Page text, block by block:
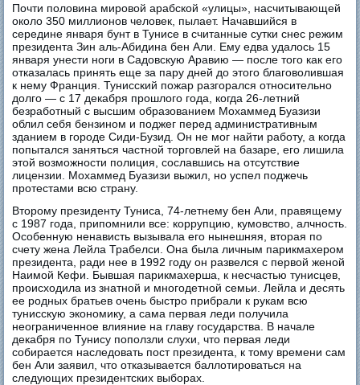
Почти половина мировой арабской «улицы», насчитывающей
около 350 миллионов человек, пылает. Начавшийся в
середине января бунт в Тунисе в считанные сутки снес режим
президента Зин аль-Абидина бен Али. Ему едва удалось 15
января унести ноги в Садовскую Аравию — после того как его
отказалась принять еще за пару дней до этого благоволившая
к нему Франция. Тунисский пожар разгорался относительно
долго — с 17 декабря прошлого года, когда 26-летний
безработный с высшим образованием Мохаммед Буазизи
облил себя бензином и поджег перед административным
зданием в городе Сиди-Бузид. Он не мог найти работу, а когда
попытался заняться частной торговлей на базаре, его лишила
этой возможности полиция, сославшись на отсутствие
лицензии. Мохаммед Буазизи выжил, но успел поджечь
протестами всю страну.
Второму президенту Туниса, 74-летнему бен Али, правящему
с 1987 года, припомнили все: коррупцию, кумовство, алчность.
Особенную ненависть вызывала его нынешняя, вторая по
счету жена Лейла Трабелси. Она была личным парикмахером
президента, ради нее в 1992 году он развелся с первой женой
Наимой Кефи. Бывшая парикмахерша, к несчастью тунисцев,
происходила из знатной и многодетной семьи. Лейла и десять
ее родных братьев очень быстро прибрали к рукам всю
тунисскую экономику, а сама первая леди получила
неограниченное влияние на главу государства. В начале
декабря по Тунису поползли слухи, что первая леди
собирается наследовать пост президента, к тому времени сам
бен Али заявил, что отказывается баллотироваться на
следующих президентских выборах.